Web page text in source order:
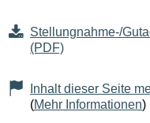
Seiteninhalt
Stellungnahme-/
(PDF)
Inhalt dieser Seite
(Mehr Informationen)